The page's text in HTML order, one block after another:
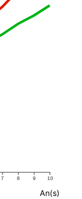
7 8 9 10
An(s)